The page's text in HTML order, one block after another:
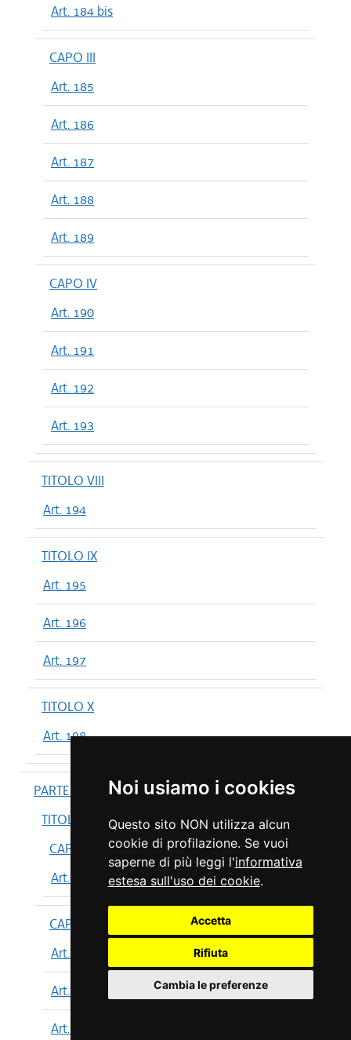
Noi usiamo i cookies
Questo sito NON utilizza alcun
cookie di profilazione. Se vuoi
saperne di più leggi l'informativa
estesa sull'uso dei cookie.
Accetta
Rifiuta
Cambia le preferenze
Art. 184 bis
CAPO III
Art. 185
Art. 186
Art. 187
Art. 188
Art. 189
CAPO IV
Art. 190
Art. 191
Art. 192
Art. 193
TITOLO VIII
Art. 194
TITOLO IX
Art. 195
Art. 196
Art. 197
TITOLO X
Art. 198
PARTE IV
TITOLO I
CAPO I
Art. 199
CAPO II
Art. 200
Art. 201
Art. 202